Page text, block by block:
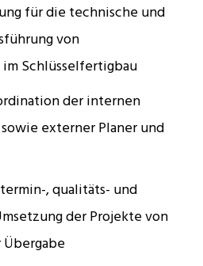
für die technische und
von
Schlüsselfertigbau
der internen
externer Planer und
, qualitäts- und
der Projekte von